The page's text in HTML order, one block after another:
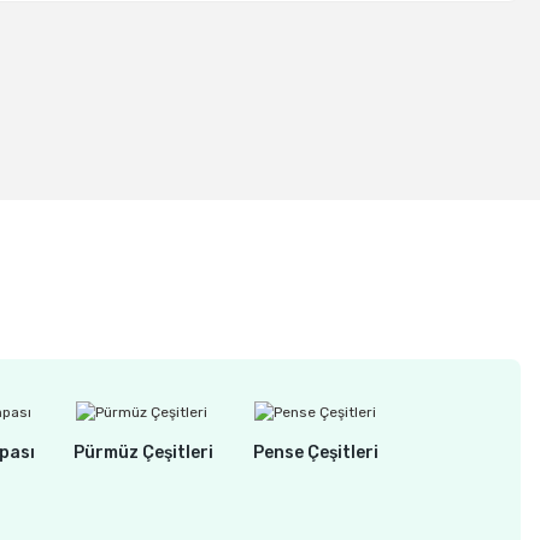
Pürmüz Çeşitleri Pense Çeşitleri